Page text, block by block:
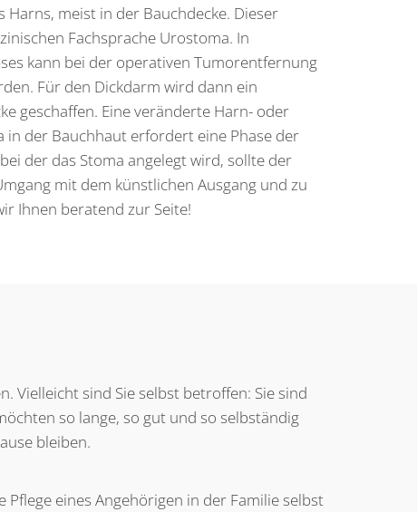
meist in der Bauchdecke. Dieser
Fachsprache Urostoma. In
kann bei der operativen Tumorentfernung
Für den Dickdarm wird dann ein
geschaffen. Eine veränderte Harn- oder
in der Bauchhaut erfordert eine Phase der
der das Stoma angelegt wird, sollte der
mit dem künstlichen Ausgang und zu
Ihnen beratend zur Seite!
Vielleicht sind Sie selbst betroffen: Sie sind
so lange, so gut und so selbständig
bleiben.
Pflege eines Angehörigen in der Familie selbst